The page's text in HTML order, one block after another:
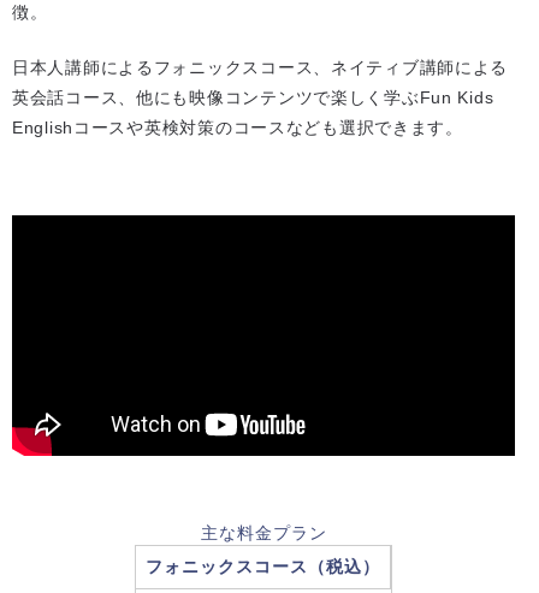
徴。
日本人講師によるフォニックスコース、ネイティブ講師による
英会話コース、他にも映像コンテンツで楽しく学ぶFun Kids
Englishコースや英検対策のコースなども選択できます。
主な料金プラン
フォニックスコース（税込）